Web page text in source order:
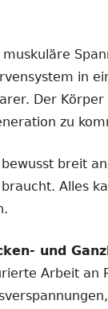
muskuläre
in
Der
zu
breit
Alles
und
Arbeit an